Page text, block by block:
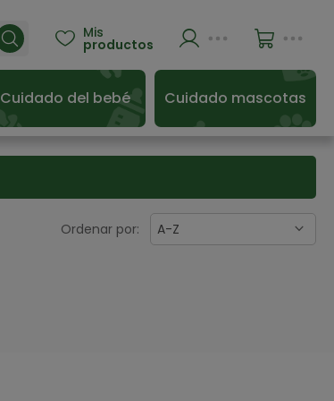
 Mis
productos
Cuidado del bebé Cuidado mascotas
Ordenar por: A-Z